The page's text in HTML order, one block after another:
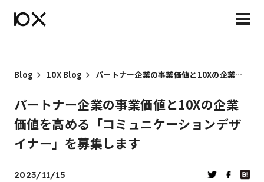
Blog 10X Blog パートナー企業の事業価値と10Xの企業価値を高める「コミュニケーションデザイナー」を募集します
パートナー企業の事業価値と10Xの企業
価値を高める「コミュニケーションデザ
イナー」を募集します
2023/11/15